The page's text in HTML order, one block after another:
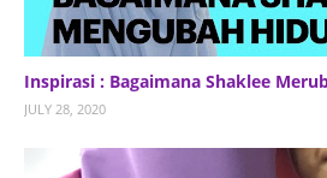
Inspirasi : Bagaimana Shaklee
JULY 28, 2020